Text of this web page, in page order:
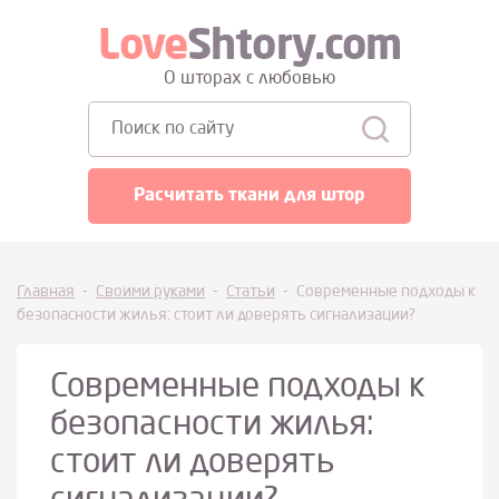
LoveShtory.com
О шторах с любовью
Расчитать ткани для штор
Главная - Своими руками - Статьи -
Современные подходы к
безопасности жилья: стоит ли доверять сигнализации?
Современные подходы к
безопасности жилья:
стоит ли доверять